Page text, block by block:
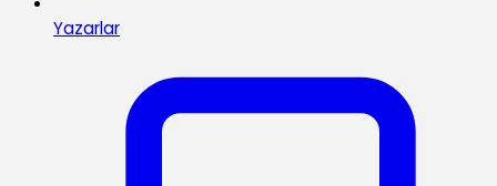
Yazarlar